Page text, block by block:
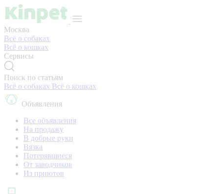
Москва
Всё о собаках
Всё о кошках
Сервисы
Поиск по статьям
Всё о собаках Всё о кошках
Объявления
Все объявления
На продажу
В добрые руки
Вязка
Потерявшиеся
От заводчиков
Из приютов